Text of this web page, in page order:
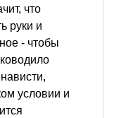
что
руки и
- чтобы
условии и